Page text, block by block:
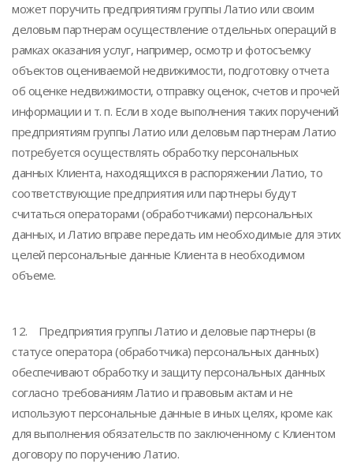
может поручить предприятиям группы Латио или своим
деловым партнерам осуществление отдельных операций в
рамках оказания услуг, например, осмотр и фотосъемку
объектов оцениваемой недвижимости, подготовку отчета
об оценке недвижимости, отправку оценок, счетов и прочей
информации и т. п. Если в ходе выполнения таких поручений
предприятиям группы Латио или деловым партнерам Латио
потребуется осуществлять обработку персональных
данных Клиента, находящихся в распоряжении Латио, то
соответствующие предприятия или партнеры будут
считаться операторами (обработчиками) персональных
данных, и Латио вправе передать им необходимые для этих
целей персональные данные Клиента в необходимом
объеме.
12. Предприятия группы Латио и деловые партнеры (в
статусе оператора (обработчика) персональных данных)
обеспечивают обработку и защиту персональных данных
согласно требованиям Латио и правовым актам и не
используют персональные данные в иных целях, кроме как
для выполнения обязательств по заключенному с Клиентом
договору по поручению Латио.